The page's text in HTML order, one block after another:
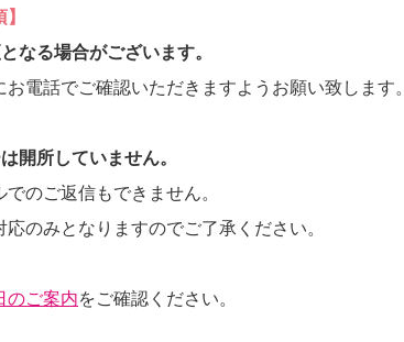
なる場合がございます。
電話でご確認いただきますようお願い致します。
開所していません。
のご返信もできません。
のみとなりますのでご了承ください。
のご案内をご確認ください。